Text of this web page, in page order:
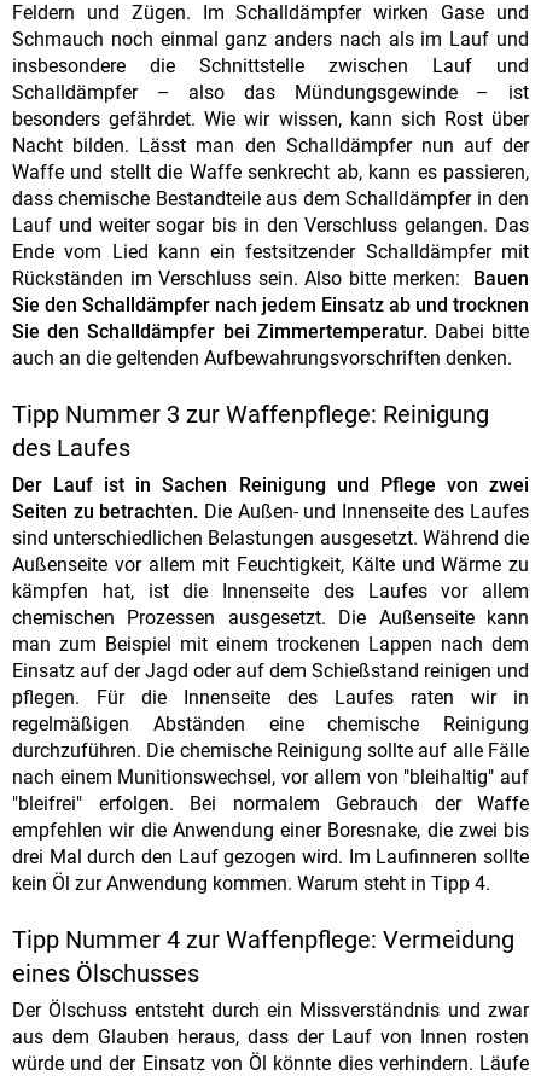
Feldern und Zügen. Im Schalldämpfer wirken Gase und
Schmauch noch einmal ganz anders nach als im Lauf und
insbesondere die Schnittstelle zwischen Lauf und
Schalldämpfer – also das Mündungsgewinde – ist
besonders gefährdet. Wie wir wissen, kann sich Rost über
Nacht bilden. Lässt man den Schalldämpfer nun auf der
Waffe und stellt die Waffe senkrecht ab, kann es passieren,
dass chemische Bestandteile aus dem Schalldämpfer in den
Lauf und weiter sogar bis in den Verschluss gelangen. Das
Ende vom Lied kann ein festsitzender Schalldämpfer mit
Rückständen im Verschluss sein. Also bitte merken:
Bauen
Sie den Schalldämpfer nach jedem Einsatz ab und trocknen
Sie den Schalldämpfer bei Zimmertemperatur. Dabei bitte
auch an die geltenden Aufbewahrungsvorschriften denken.
Tipp Nummer 3 zur Waffenpflege: Reinigung
des Laufes
Der Lauf ist in Sachen Reinigung und Pflege von zwei
Seiten zu betrachten. Die Außen- und Innenseite des Laufes
sind unterschiedlichen Belastungen ausgesetzt. Während die
Außenseite vor allem mit Feuchtigkeit, Kälte und Wärme zu
kämpfen hat, ist die Innenseite des Laufes vor allem
chemischen Prozessen ausgesetzt. Die Außenseite kann
man zum Beispiel mit einem trockenen Lappen nach dem
Einsatz auf der Jagd oder auf dem Schießstand reinigen und
pflegen. Für die Innenseite des Laufes raten wir in
regelmäßigen Abständen eine chemische Reinigung
durchzuführen. Die chemische Reinigung sollte auf alle Fälle
nach einem Munitionswechsel, vor allem von "bleihaltig" auf
"bleifrei" erfolgen. Bei normalem Gebrauch der Waffe
empfehlen wir die Anwendung einer Boresnake, die zwei bis
drei Mal durch den Lauf gezogen wird. Im Laufinneren sollte
kein Öl zur Anwendung kommen. Warum steht in Tipp 4.
Tipp Nummer 4 zur Waffenpflege: Vermeidung
eines Ölschusses
Der Ölschuss entsteht durch ein Missverständnis und zwar
aus dem Glauben heraus, dass der Lauf von Innen rosten
würde und der Einsatz von Öl könnte dies verhindern. Läufe